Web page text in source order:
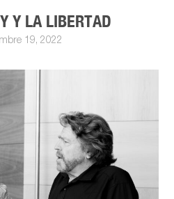
Y LA LIBERTAD
19, 2022